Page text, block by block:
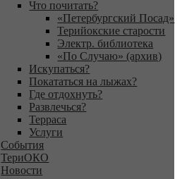
Что почитать?
«Петербургский Посад»
Терийокские старости
Электр. библиотека
«По Случаю» (архив)
Искупаться?
Покататься на лыжах?
Где отдохнуть?
Развлечься?
Терраса
Услуги
События
ТериОКО
Новости